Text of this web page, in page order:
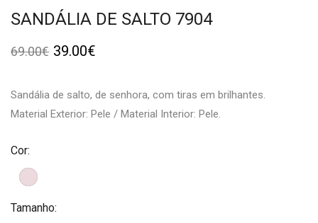
SANDÁLIA DE SALTO 7904
69.00€ 39.00€
Sandália de salto, de senhora, com tiras em brilhantes.
Material Exterior: Pele / Material Interior: Pele.
Cor:
Tamanho: